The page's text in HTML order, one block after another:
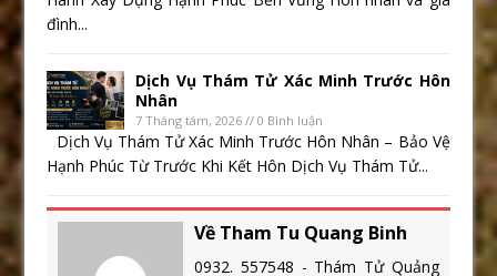
đình...
Dịch Vụ Thám Tử Xác Minh Trước Hôn
Nhân
7 Tháng tám, 2026 // 0 Bình luận
Dịch Vụ Thám Tử Xác Minh Trước Hôn Nhân – Bảo Vệ
Hạnh Phúc Từ Trước Khi Kết Hôn Dịch Vụ Thám Tử...
Về Tham Tu Quang Binh
0932. 557548 - Thám Tử Quảng